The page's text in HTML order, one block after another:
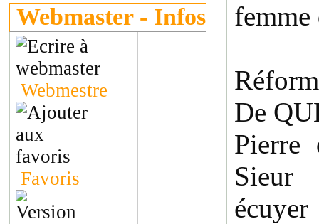
Webmaster - Infos
Webmestre
Favoris
femme
De
Pierre
écuyer